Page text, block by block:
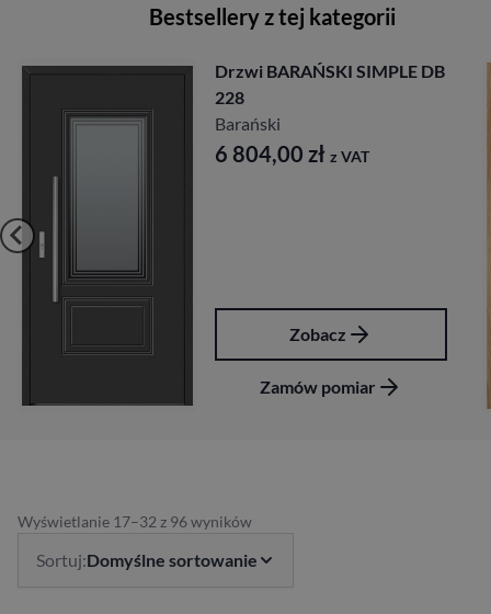
Bestsellery z tej kategorii
Drzwi BARAŃSKI SIMPLE DB
228
Barański
6 804,00 zł z VAT
Zobacz
Zamów pomiar
Wyświetlanie 17–32 z 96 wyników
Sortuj:Domyślne sortowanie